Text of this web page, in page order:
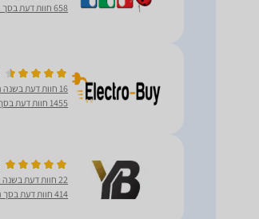
658 חוות דעת בסך הכל
16 חוות דעת בשנה האחרונה
1455 חוות דעת בסך הכל
22 חוות דעת בשנה האחרונה
414 חוות דעת בסך הכל